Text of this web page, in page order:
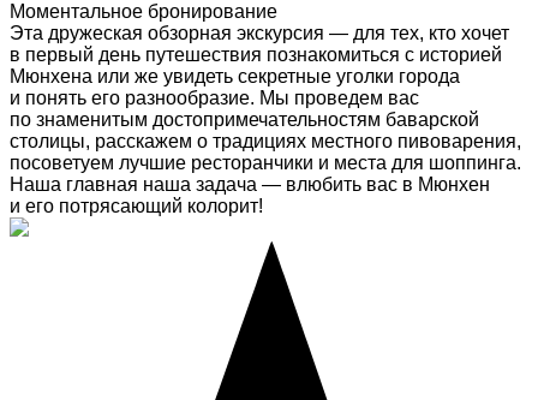
Моментальное бронирование
Эта дружеская обзорная экскурсия — для тех, кто хочет
в первый день путешествия познакомиться с историей
Мюнхена или же увидеть секретные уголки города
и понять его разнообразие. Мы проведем вас
по знаменитым достопримечательностям баварской
столицы, расскажем о традициях местного пивоварения,
посоветуем лучшие ресторанчики и места для шоппинга.
Наша главная наша задача — влюбить вас в Мюнхен
и его потрясающий колорит!